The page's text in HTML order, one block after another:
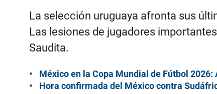
La selección uruguaya afronta sus
Las lesiones de jugadores
Saudita.
México en la Copa Mundial de Fútbol
Hora confirmada del México contra